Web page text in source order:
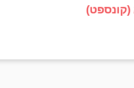
(קונספט)